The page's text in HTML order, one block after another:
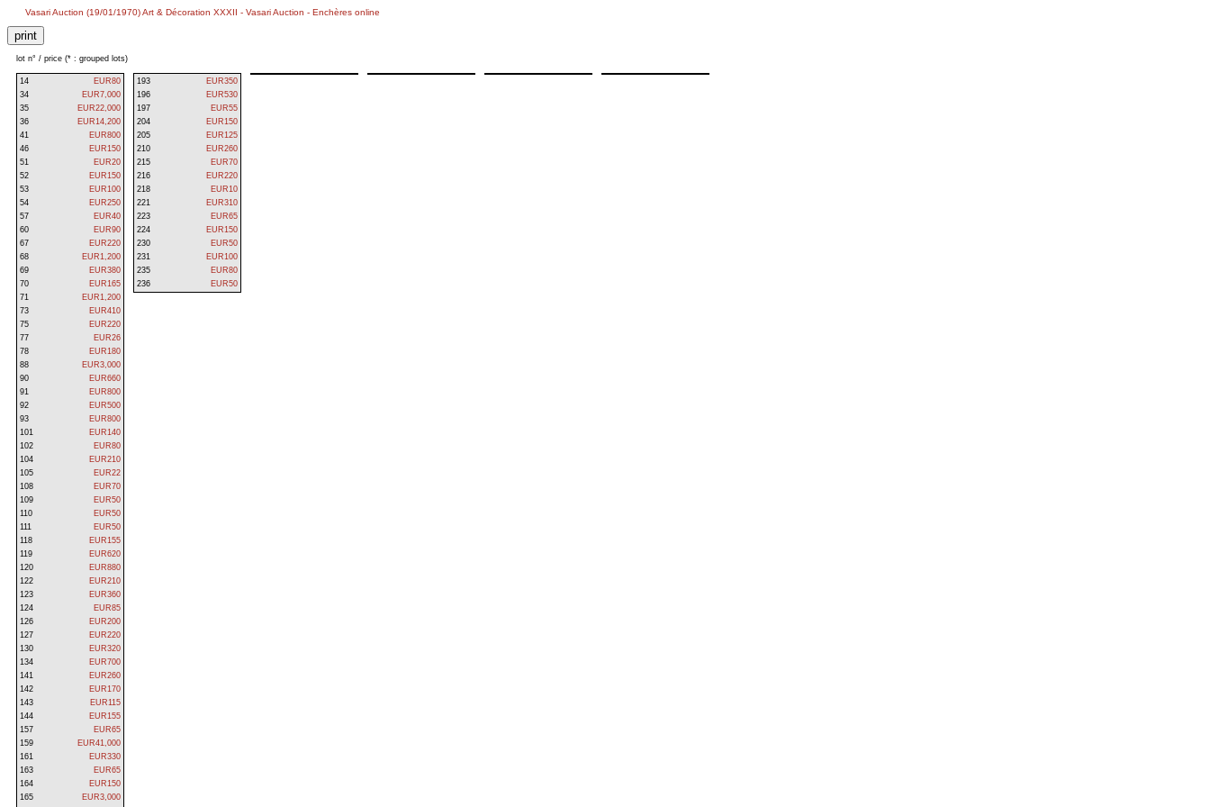
Vasari Auction (19/01/1970) Art & Décoration XXXII - Vasari Auction - Enchères online
lot n° / price (* : grouped lots)
14
EUR80
34
EUR7,000
35
EUR22,000
36
EUR14,200
41
EUR800
46
EUR150
51
EUR20
52
EUR150
53
EUR100
54
EUR250
57
EUR40
60
EUR90
67
EUR220
68
EUR1,200
69
EUR380
70
EUR165
71
EUR1,200
73
EUR410
75
EUR220
77
EUR26
78
EUR180
88
EUR3,000
90
EUR660
91
EUR800
92
EUR500
93
EUR800
101
EUR140
102
EUR80
104
EUR210
105
EUR22
108
EUR70
109
EUR50
110
EUR50
111
EUR50
118
EUR155
119
EUR620
120
EUR880
122
EUR210
123
EUR360
124
EUR85
126
EUR200
127
EUR220
130
EUR320
134
EUR700
141
EUR260
142
EUR170
143
EUR115
144
EUR155
157
EUR65
159
EUR41,000
161
EUR330
163
EUR65
164
EUR150
165
EUR3,000
193
EUR350
196
EUR530
197
EUR55
204
EUR150
205
EUR125
210
EUR260
215
EUR70
216
EUR220
218
EUR10
221
EUR310
223
EUR65
224
EUR150
230
EUR50
231
EUR100
235
EUR80
236
EUR50